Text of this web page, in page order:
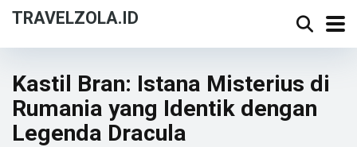
TRAVELZOLA.ID
Kastil Bran: Istana Misterius di
Rumania yang Identik dengan
Legenda Dracula